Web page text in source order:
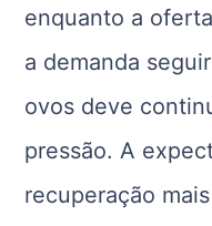
enquanto a
a demanda
ovos deve
pressão. A
recuperação